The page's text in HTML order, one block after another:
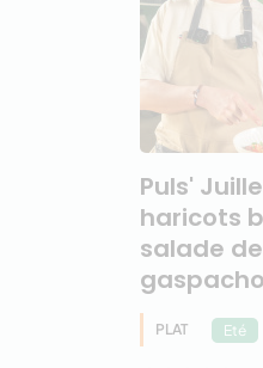
Puls'
haricots
salade
PLAT Eté